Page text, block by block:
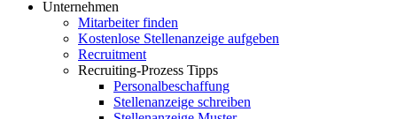
Unternehmen
Mitarbeiter finden
Kostenlose Stellenanzeige aufgeben
Recruitment
Recruiting-Prozess Tipps
Personalbeschaffung
Stellenanzeige schreiben